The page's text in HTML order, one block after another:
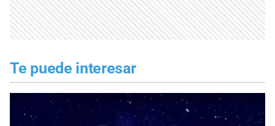
Te puede interesar